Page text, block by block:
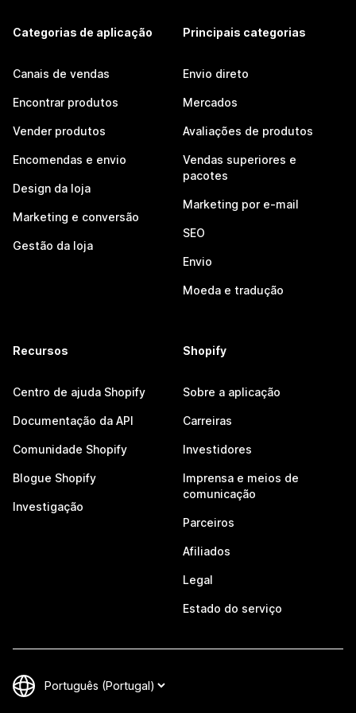
Categorias de aplicação
Canais de vendas
Encontrar produtos
Vender produtos
Encomendas e envio
Design da loja
Marketing e conversão
Gestão da loja
Principais categorias
Envio direto
Mercados
Avaliações de produtos
Vendas superiores e
pacotes
Marketing por e-mail
SEO
Envio
Moeda e tradução
Recursos
Centro de ajuda Shopify
Documentação da API
Comunidade Shopify
Blogue Shopify
Investigação
Shopify
Sobre a aplicação
Carreiras
Investidores
Imprensa e meios de
comunicação
Parceiros
Afiliados
Legal
Estado do serviço